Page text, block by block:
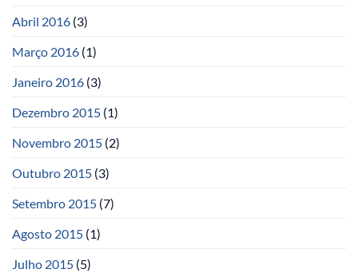
Abril 2016 (3)
Março 2016 (1)
Janeiro 2016 (3)
Dezembro 2015 (1)
Novembro 2015 (2)
Outubro 2015 (3)
Setembro 2015 (7)
Agosto 2015 (1)
Julho 2015 (5)